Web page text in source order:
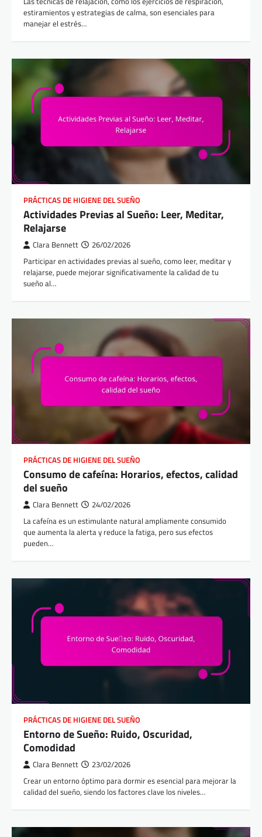
estiramientos y estrategias de calma, son esenciales para
manejar el estrés…
PRÁCTICAS DE HIGIENE DEL SUEÑO
Actividades Previas al Sueño: Leer, Meditar,
Relajarse
Clara Bennett 26/02/2026
Participar en actividades previas al sueño, como leer, meditar y
relajarse, puede mejorar significativamente la calidad de tu
sueño al…
PRÁCTICAS DE HIGIENE DEL SUEÑO
Consumo de cafeína: Horarios, efectos, calidad
del sueño
Clara Bennett 24/02/2026
La cafeína es un estimulante natural ampliamente consumido
que aumenta la alerta y reduce la fatiga, pero sus efectos
pueden…
PRÁCTICAS DE HIGIENE DEL SUEÑO
Entorno de Sueño: Ruido, Oscuridad,
Comodidad
Clara Bennett 23/02/2026
Crear un entorno óptimo para dormir es esencial para mejorar la
calidad del sueño, siendo los factores clave los niveles…